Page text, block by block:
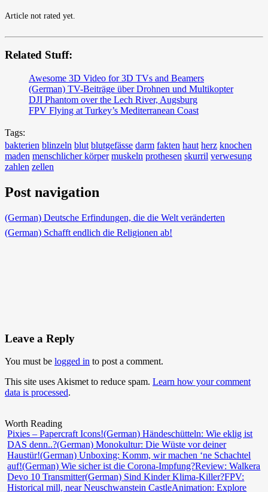
Article not rated yet.
Related Stuff:
Awesome 3D Video for 3D TVs and Beamers
(German) TV-Beiträge über Drohnen und Multikopter
DJI Phantom over the Lech River, Augsburg
FPV Flying at Turkey’s Mediterranean Coast
Tags:
bakterien blinzeln blut blutgefässe darm fakten haut herz knochen
maden menschlicher körper muskeln prothesen skurril verwesung
zahlen zellen
Post navigation
(German) Deutsche Erfindungen, die die Welt veränderten
(German) Schafft endlich die Religionen ab!
Leave a Reply
You must be logged in to post a comment.
This site uses Akismet to reduce spam. Learn how your comment
data is processed.
Worth Reading
Pixies – Papercraft Icons!(German) Händeschütteln: Wie eklig ist
DAS denn..?(German) Monokultur: Die Wüste vor deiner
Haustür!(German) Unboxing: Komm, wir machen ‘ne Schachtel
auf!(German) Wie sicher ist die Corona-Impfung?Review: Walkera
Devo 10 Transmitter(German) Sind Kinder Klima-Killer?FPV:
Historical mill, near Neuschwanstein CastleAnimation: Explore